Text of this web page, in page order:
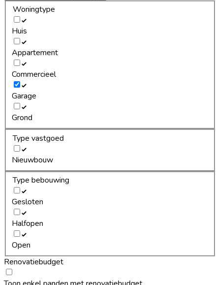
Woningtype
Huis
Appartement
Commercieel
Garage
Grond
Type vastgoed
Nieuwbouw
Type bebouwing
Gesloten
Halfopen
Open
Renovatiebudget